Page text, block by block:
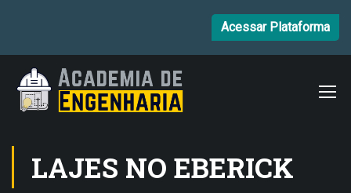
Acessar Plataforma
LAJES NO EBERICK